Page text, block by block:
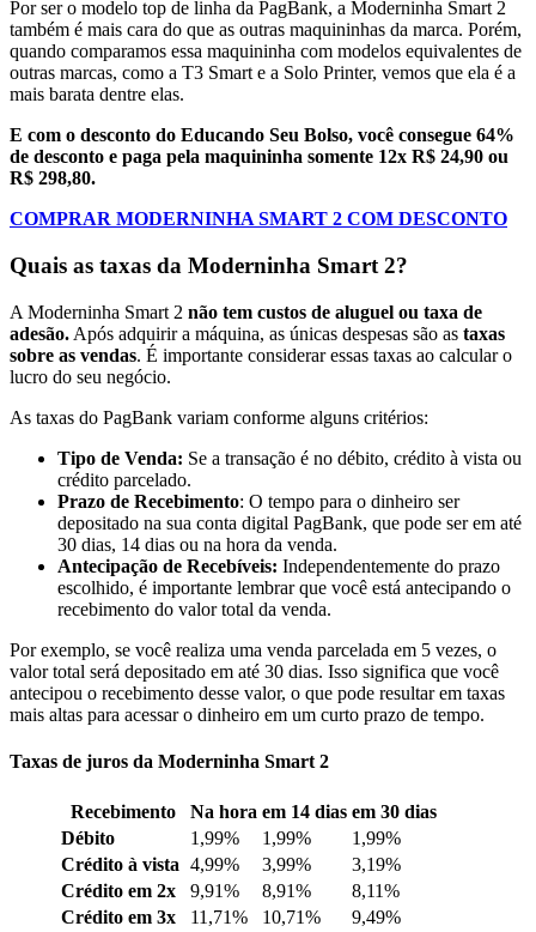
Por ser o modelo top de linha da PagBank, a Moderninha Smart 2
também é mais cara do que as outras maquininhas da marca. Porém,
quando comparamos essa maquininha com modelos equivalentes de
outras marcas, como a T3 Smart e a Solo Printer, vemos que ela é a
mais barata dentre elas.
E com o desconto do Educando Seu Bolso, você consegue 64%
de desconto e paga pela maquininha somente 12x R$ 24,90 ou
R$ 298,80.
COMPRAR MODERNINHA SMART 2 COM DESCONTO
Quais as taxas da Moderninha Smart 2?
A Moderninha Smart 2 não tem custos de aluguel ou taxa de
adesão. Após adquirir a máquina, as únicas despesas são as taxas
sobre as vendas. É importante considerar essas taxas ao calcular o
lucro do seu negócio.
As taxas do PagBank variam conforme alguns critérios:
Tipo de Venda: Se a transação é no débito, crédito à vista ou
crédito parcelado.
Prazo de Recebimento: O tempo para o dinheiro ser
depositado na sua conta digital PagBank, que pode ser em até
30 dias, 14 dias ou na hora da venda.
Antecipação de Recebíveis: Independentemente do prazo
escolhido, é importante lembrar que você está antecipando o
recebimento do valor total da venda.
Por exemplo, se você realiza uma venda parcelada em 5 vezes, o
valor total será depositado em até 30 dias. Isso significa que você
antecipou o recebimento desse valor, o que pode resultar em taxas
mais altas para acessar o dinheiro em um curto prazo de tempo.
Taxas de juros da Moderninha Smart 2
Recebimento Na hora em 14 dias em 30 dias
Débito
1,99% 1,99%
1,99%
Crédito à vista 4,99% 3,99%
3,19%
Crédito em 2x
9,91% 8,91%
8,11%
Crédito em 3x
11,71% 10,71%
9,49%